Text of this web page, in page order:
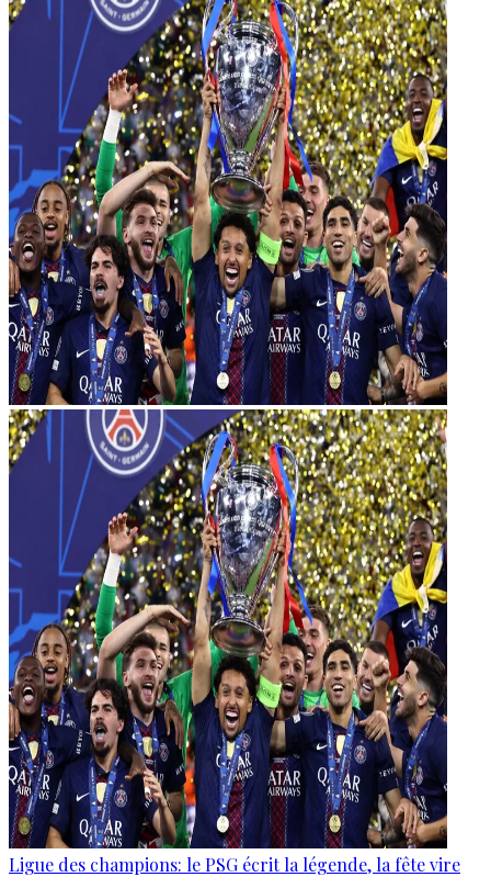
Ligue des champions: le PSG écrit la légende, la fête vire